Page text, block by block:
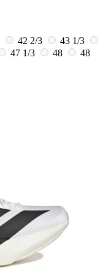
42 2/3
43 1/3
47 1/3 48
48